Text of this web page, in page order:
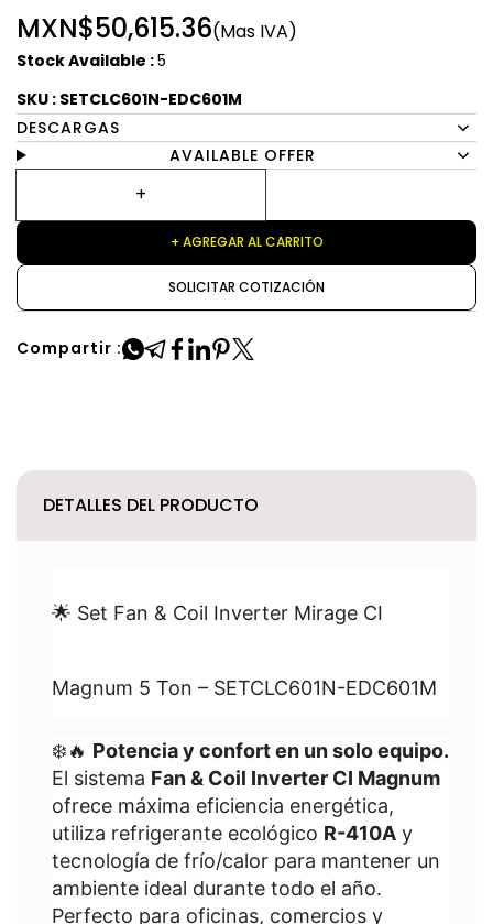
MXN$50,615.36(Mas IVA)
Stock Available :5
SKU : SETCLC601N-EDC601M
DESCARGAS
AVAILABLE OFFER
+ AGREGAR AL CARRITO
SOLICITAR COTIZACIÓN
Compartir :
DETALLES DEL PRODUCTO
🌟 Set Fan & Coil Inverter Mirage CI
Magnum 5 Ton – SETCLC601N-EDC601M
❄️🔥 Potencia y confort en un solo equipo.
El sistema Fan & Coil Inverter CI Magnum
ofrece máxima eficiencia energética,
utiliza refrigerante ecológico R-410A y
tecnología de frío/calor para mantener un
ambiente ideal durante todo el año.
Perfecto para oficinas, comercios y